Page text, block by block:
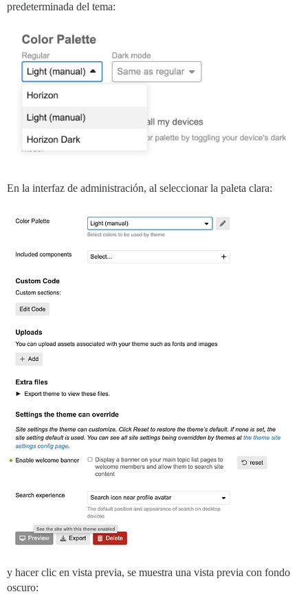
predeterminada del tema:
En la interfaz de administración, al seleccionar la paleta clara:
y hacer clic en vista previa, se muestra una vista previa con fondo
oscuro: